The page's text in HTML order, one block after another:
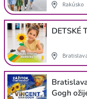
Rakúsko
DETSKÉ
Gogh